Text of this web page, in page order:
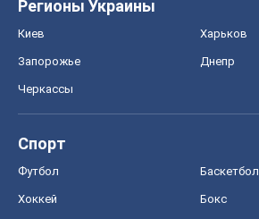
Регионы Украины
Киев Харьков
Запорожье Днепр
Черкассы
Спорт
Футбол Баскетбол
Хоккей Бокс